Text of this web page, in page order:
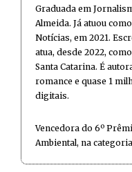
Graduada em
Almeida. Já atuou
Notícias, em 2021.
atua, desde 2022,
Santa Catarina. É
romance e quase 1
digitais.
Vencedora do 6º
Ambiental, na